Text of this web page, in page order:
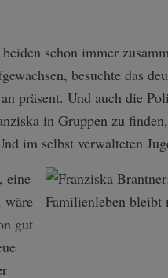
schon immer
besuchte das
präsent. Und auch die
in Gruppen zu
im selbst verwalteten
eine
wäre
gut